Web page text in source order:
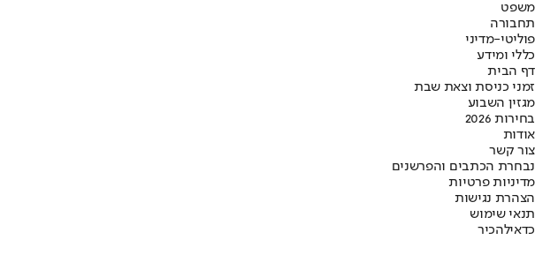
משפט
תחבורה
פוליטי-מדיני
כללי ומידע
דף הבית
זמני כניסת וצאת שבת
מגזין השבוע
בחירות 2026
אודות
צור קשר
נבחרת הכתבים והפרשנים
מדיניות פרטיות
הצהרת נגישות
תנאי שימוש
כדאילהכיר